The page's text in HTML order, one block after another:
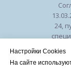
24,
Настройки Cookies
На сайте